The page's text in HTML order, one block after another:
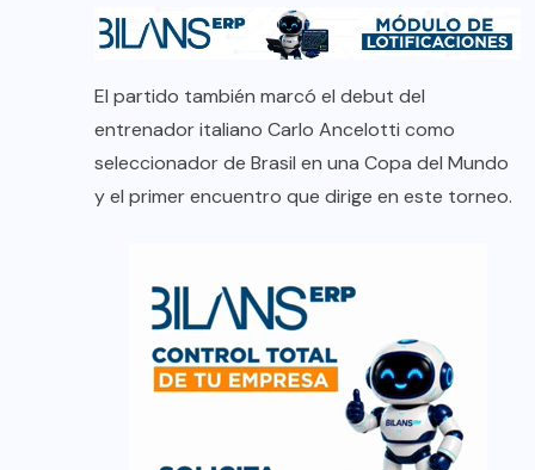
El partido también marcó el debut del
entrenador italiano Carlo Ancelotti como
seleccionador de Brasil en una Copa del Mundo
y el primer encuentro que dirige en este torneo.